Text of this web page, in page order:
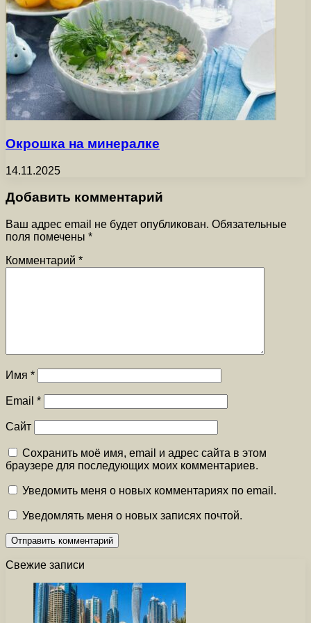
Окрошка на минералке
14.11.2025
Добавить комментарий
Ваш адрес email не будет опубликован. Обязательные
поля помечены *
Комментарий *
Имя *
Email *
Сайт
Сохранить моё имя, email и адрес сайта в этом
браузере для последующих моих комментариев.
Уведомить меня о новых комментариях по email.
Уведомлять меня о новых записях почтой.
Свежие записи